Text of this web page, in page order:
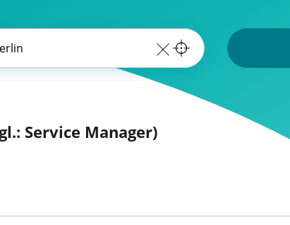
Service Manager)